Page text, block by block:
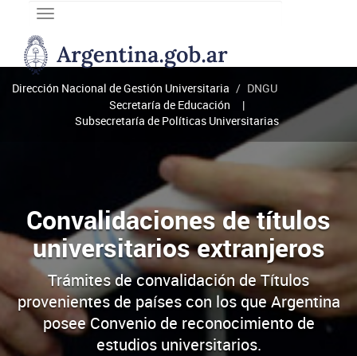
DNGU
Dirección
de
Universitaria
Dirección Nacional de Gestión Universitaria
DNGU
Secretaría de Educación
Subsecretaría de Políticas Universitarias
Convalidaciones de títulos
universitarios extranjeros
Trámites de convalidación de Títulos
provenientes de países con los que Argentina
posee Convenio de reconocimiento de
estudios universitarios.